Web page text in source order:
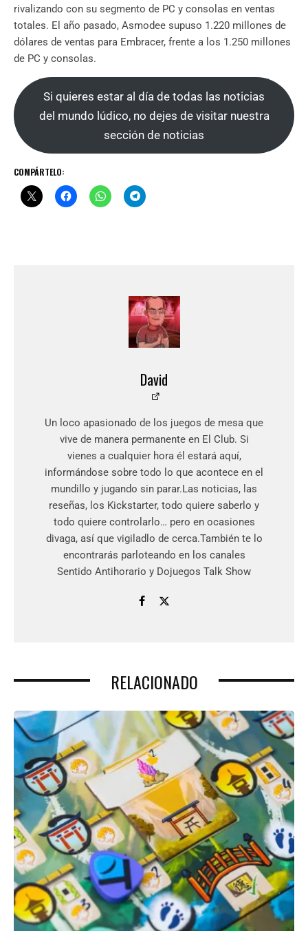
rivalizando con su segmento de PC y consolas en ventas
totales. El año pasado, Asmodee supuso 1.220 millones de
dólares de ventas para Embracer, frente a los 1.250 millones
de PC y consolas.
Si quieres estar al día de todas las noticias
del mundo lúdico, no dejes de visitar nuestra
sección de noticias
COMPÁRTELO:
David
Un loco apasionado de los juegos de mesa que
vive de manera permanente en El Club. Si
vienes a cualquier hora él estará aquí,
informándose sobre todo lo que acontece en el
mundillo y jugando sin parar.Las noticias, las
reseñas, los Kickstarter, todo quiere saberlo y
todo quiere controlarlo… pero en ocasiones
divaga, así que vigiladlo de cerca.También te lo
encontrarás parloteando en los canales
Sentido Antihorario y Dojuegos Talk Show
RELACIONADO